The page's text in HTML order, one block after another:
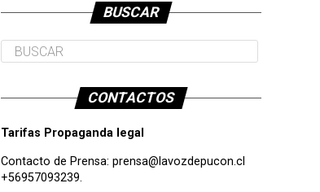
BUSCAR
CONTACTOS
Tarifas Propaganda legal
Contacto de Prensa: prensa@lavozdepucon.cl
+56957093239.